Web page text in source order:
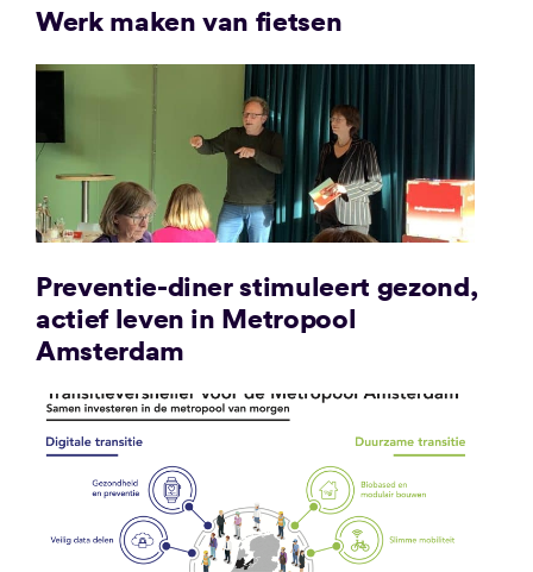
Werk maken van fietsen
Preventie-diner stimuleert gezond,
actief leven in Metropool
Amsterdam